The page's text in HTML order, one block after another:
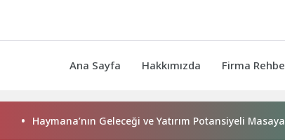
Ana Sayfa Hakkımızda Firma
Haymana’nın Geleceği ve Yatırım Potansiyeli Masaya Yatırıldı